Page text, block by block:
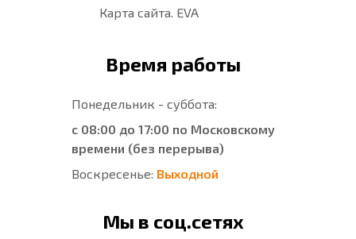
Карта сайта. EVA
Время работы
Понедельник - суббота:
с 08:00 до 17:00 по Московскому
времени (без перерыва)
Воскресенье: Выходной
Мы в соц.сетях